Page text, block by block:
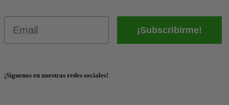
¡Subscribirme!
¡Síguenos en nuestras redes sociales!